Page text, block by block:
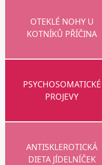
OTEKLÉ NOHY U
KOTNÍKŮ PŘÍČINA
PSYCHOSOMATICKÉ
PROJEVY
ANTISKLEROTICKÁ
DIETA JÍDELNÍČEK